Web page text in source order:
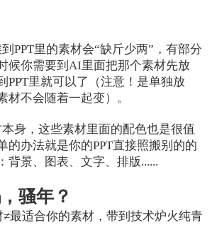
PPT里的素材会“缺斤少两”，有部分
候你需要到AI里面把那个素材先放
PPT里就可以了（注意！是单独放
材不会随着一起变）。
身，这些素材里面的配色也是很值
的办法就是你的PPT直接照搬别的的
背景、图表、文字、排版......
骚年？
≠最适合你的素材，带到技术炉火纯青